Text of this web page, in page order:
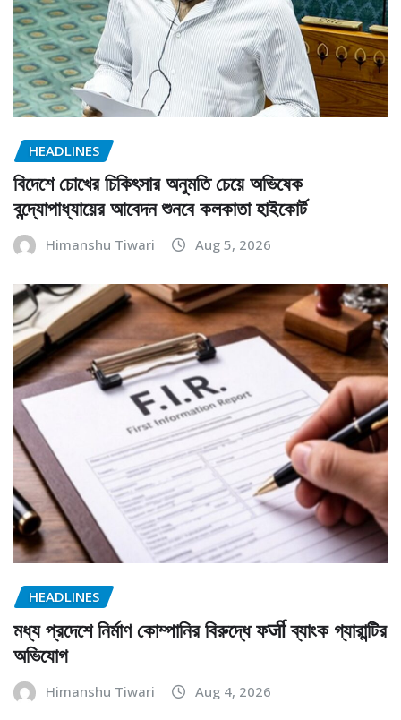
HEADLINES
বিদেশে চোখের চিকিৎসার অনুমতি চেয়ে অভিষেক
বন্দ্যোপাধ্যায়ের আবেদন শুনবে কলকাতা হাইকোর্ট
Himanshu Tiwari Aug 5, 2026
HEADLINES
মধ্য প্রদেশে নির্মাণ কোম্পানির বিরুদ্ধে ফर्जी ব্যাংক গ্যারান্টির
অভিযোগ
Himanshu Tiwari Aug 4, 2026